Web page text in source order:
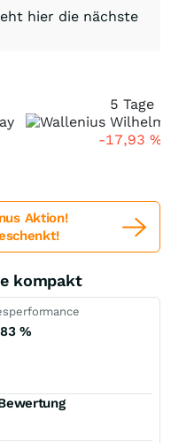
hier die nächste
5 Tage
-17,93 %
Aktion!
kompakt
%